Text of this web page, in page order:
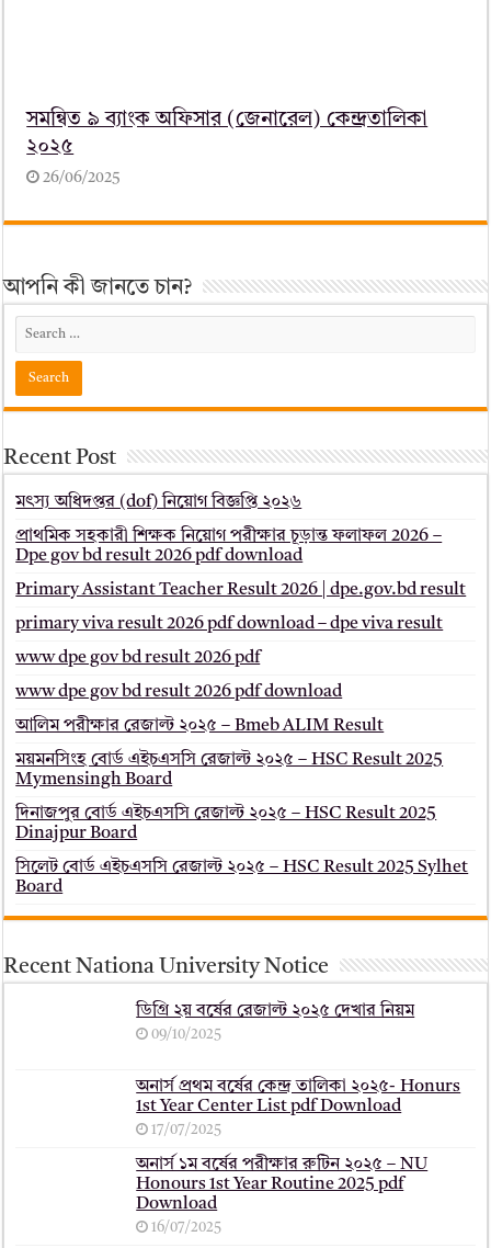
সমন্বিত ৯ ব্যাংক অফিসার (জেনারেল) কেন্দ্রতালিকা
২০২৫
26/06/2025
আপনি কী জানতে চান?
Recent Post
মৎস্য অধিদপ্তর (dof) নিয়োগ বিজ্ঞপ্তি ২০২৬
প্রাথমিক সহকারী শিক্ষক নিয়োগ পরীক্ষার চূড়ান্ত ফলাফল 2026 –
Dpe gov bd result 2026 pdf download
Primary Assistant Teacher Result 2026 | dpe.gov.bd result
primary viva result 2026 pdf download – dpe viva result
www dpe gov bd result 2026 pdf
www dpe gov bd result 2026 pdf download
আলিম পরীক্ষার রেজাল্ট ২০২৫ – Bmeb ALIM Result
ময়মনসিংহ বোর্ড এইচএসসি রেজাল্ট ২০২৫ – HSC Result 2025
Mymensingh Board
দিনাজপুর বোর্ড এইচএসসি রেজাল্ট ২০২৫ – HSC Result 2025
Dinajpur Board
সিলেট বোর্ড এইচএসসি রেজাল্ট ২০২৫ – HSC Result 2025 Sylhet
Board
Recent Nationa University Notice
ডিগ্রি ২য় বর্ষের রেজাল্ট ২০২৫ দেখার নিয়ম
09/10/2025
অনার্স প্রথম বর্ষের কেন্দ্র তালিকা ২০২৫- Honurs
1st Year Center List pdf Download
17/07/2025
অনার্স ১ম বর্ষের পরীক্ষার রুটিন ২০২৫ – NU
Honours 1st Year Routine 2025 pdf
Download
16/07/2025